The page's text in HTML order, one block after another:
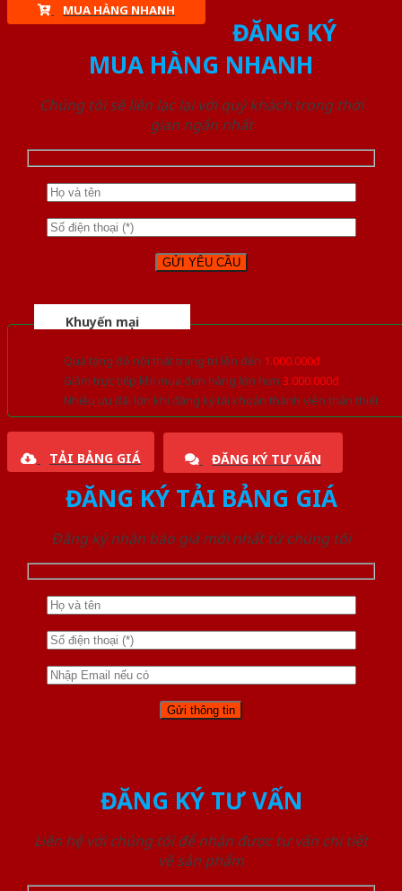
MUA HÀNG NHANH
ĐĂNG KÝ
MUA HÀNG NHANH
Chúng tôi sẽ liên lạc lại với quý khách trong thời
gian ngắn nhất
Khuyến mại
Quà tặng đồ nội thất trang trí lên đến 1.000.000đ
Giảm trực tiếp khi mua đơn hàng lớn hơn 3.000.000đ
Nhiều ưu đãi lớn khi đăng ký tài khoản thành viên thân thiết
TẢI BẢNG GIÁ ĐĂNG KÝ TƯ VẤN
ĐĂNG KÝ TẢI BẢNG GIÁ
Đăng ký nhận báo giá mới nhất từ chúng tôi
ĐĂNG KÝ TƯ VẤN
Liên hệ với chúng tôi để nhận được tư vấn chi tiết
về sản phẩm